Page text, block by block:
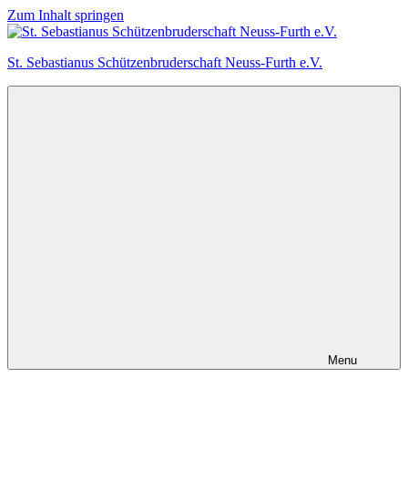
Zum Inhalt springen
St. Sebastianus Schützenbruderschaft Neuss-Furth e.V.
Menu